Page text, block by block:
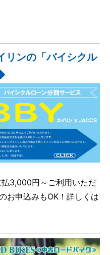
ンの「バイシクル
3,000円～ご利用いただ
お申込みもOK！詳しくは